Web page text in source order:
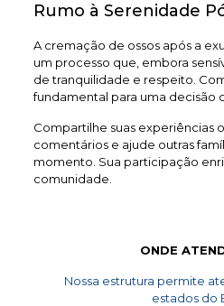
Rumo à Serenidade
A cremação de ossos após a
um processo que, embora
de tranquilidade e respeito.
fundamental para uma decisão
Compartilhe suas experiências
comentários e ajude outras
momento. Sua participação
comunidade.
ONDE
Nossa estrutura permite
estados do